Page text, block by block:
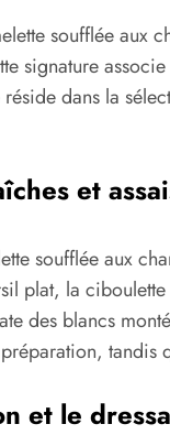
soufflée aux
signature
réside dans la
et
soufflée aux
plat, la
des blancs
tandis
et le